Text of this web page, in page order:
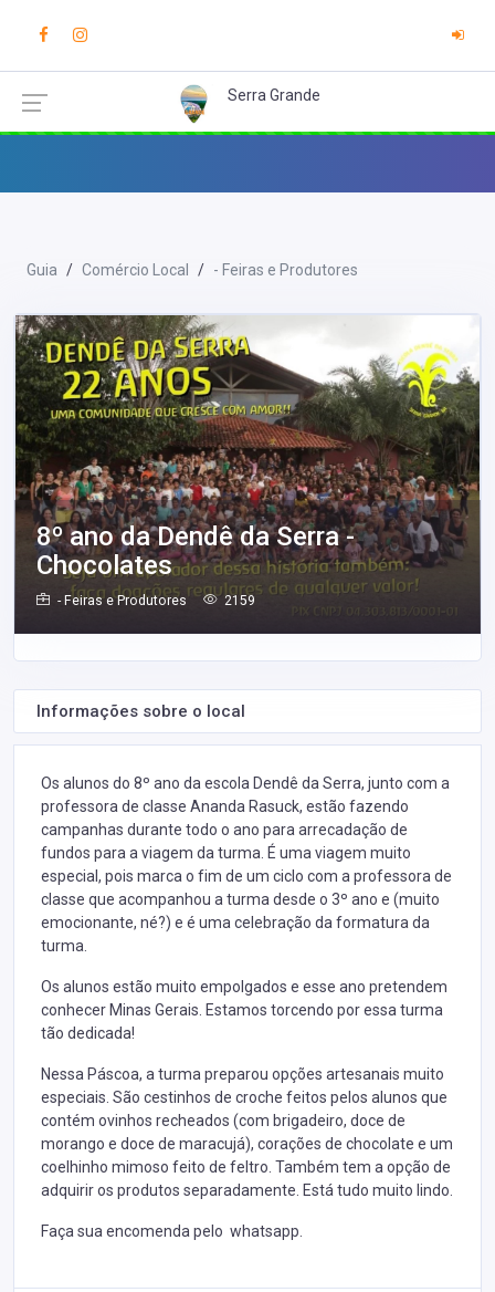
Serra Grande
Guia Comércio Local - Feiras e Produtores
8º ano da Dendê da Serra -
Chocolates
- Feiras e Produtores 2159
Informações sobre o local
Os alunos do 8º ano da escola Dendê da Serra, junto com a
professora de classe Ananda Rasuck, estão fazendo
campanhas durante todo o ano para arrecadação de
fundos para a viagem da turma. É uma viagem muito
especial, pois marca o fim de um ciclo com a professora de
classe que acompanhou a turma desde o 3º ano e (muito
emocionante, né?) e é uma celebração da formatura da
turma.
Os alunos estão muito empolgados e esse ano pretendem
conhecer Minas Gerais. Estamos torcendo por essa turma
tão dedicada!
Nessa Páscoa, a turma preparou opções artesanais muito
especiais. São cestinhos de croche feitos pelos alunos que
contém ovinhos recheados (com brigadeiro, doce de
morango e doce de maracujá), corações de chocolate e um
coelhinho mimoso feito de feltro. Também tem a opção de
adquirir os produtos separadamente. Está tudo muito lindo.
Faça sua encomenda pelo whatsapp.